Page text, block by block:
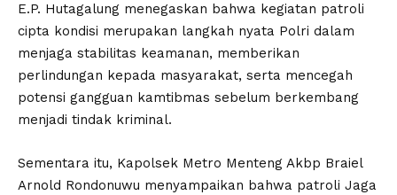
E.P. Hutagalung menegaskan bahwa kegiatan patroli
cipta kondisi merupakan langkah nyata Polri dalam
menjaga stabilitas keamanan, memberikan
perlindungan kepada masyarakat, serta mencegah
potensi gangguan kamtibmas sebelum berkembang
menjadi tindak kriminal.
Sementara itu, Kapolsek Metro Menteng Akbp Braiel
Arnold Rondonuwu menyampaikan bahwa patroli Jaga